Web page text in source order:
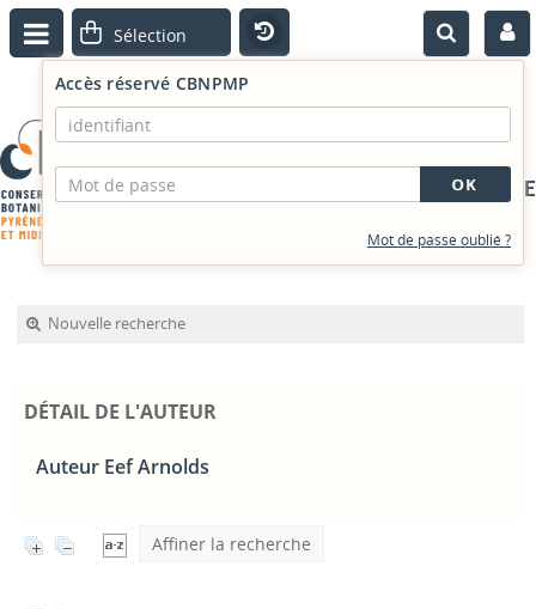
PORTAIL DOCUMENTAIRE
Accès réservé CBNPMP
Mot de passe oublié ?
Nouvelle recherche
DÉTAIL DE L'AUTEUR
Auteur Eef Arnolds
Affiner la recherche